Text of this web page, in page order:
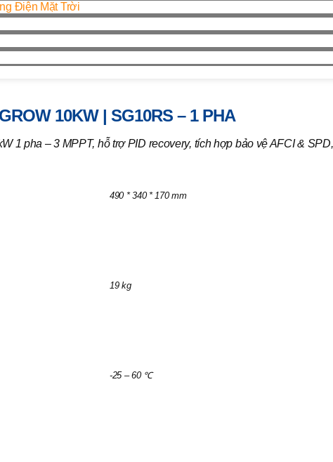
Điện Mặt Trời
10KW | SG10RS – 1 PHA
1 pha – 3 MPPT, hỗ trợ PID recovery, tích hợp bảo vệ AFCI &
490 * 340 * 170 mm
19 kg
-25 – 60 ℃